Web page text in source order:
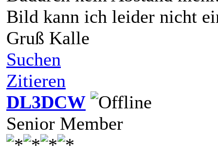
Bild kann ich leider nicht
Gruß Kalle
Suchen
Zitieren
DL3DCW
Senior Member